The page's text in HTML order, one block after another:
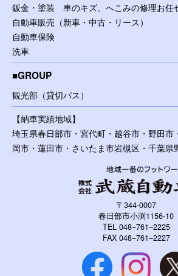
鈑金・塗装 車のキズ、へこみの修理お任
自動車販売（新車・中古・リース）
自動車保険
洗車
GROUP
観光部（貸切バス）
【納車実績地域】
埼玉県春日部市・宮代町・越谷市・野田市
岡市・蓮田市・さいたま市岩槻区・千葉
〒344-0007
春日部市小渕1156-10
TEL 048−761−2225
FAX 048−761−2227